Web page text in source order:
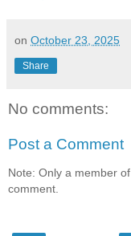
on October 23, 2025
Share
No comments:
Post a Comment
Note: Only a member
comment.